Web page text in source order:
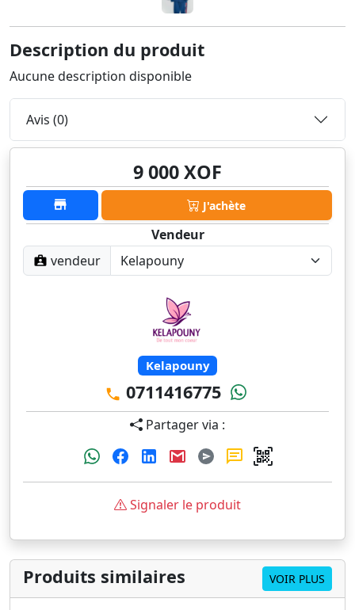
Description du produit
Aucune description disponible
Avis (0)
9 000 XOF
J'achète
Vendeur
vendeur
Kelapouny
0711416775
Partager via :
Signaler le produit
Produits similaires VOIR PLUS